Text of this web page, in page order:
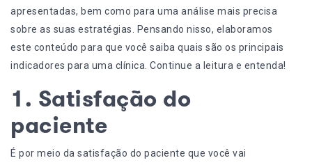
apresentadas, bem como para uma análise mais precisa
sobre as suas estratégias. Pensando nisso, elaboramos
este conteúdo para que você saiba quais são os principais
indicadores para uma clínica. Continue a leitura e entenda!
1. Satisfação do
paciente
É por meio da satisfação do paciente que você vai